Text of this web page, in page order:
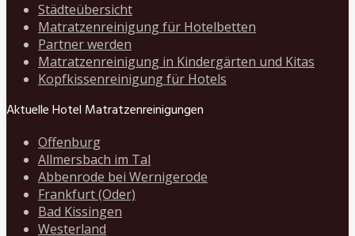
Städteübersicht
Matratzenreinigung für Hotelbetten
Partner werden
Matratzenreinigung in Kindergärten und Kitas
Kopfkissenreinigung für Hotels
Aktuelle Hotel Matratzenreinigungen
Offenburg
Allmersbach im Tal
Abbenrode bei Wernigerode
Frankfurt (Oder)
Bad Kissingen
Westerland